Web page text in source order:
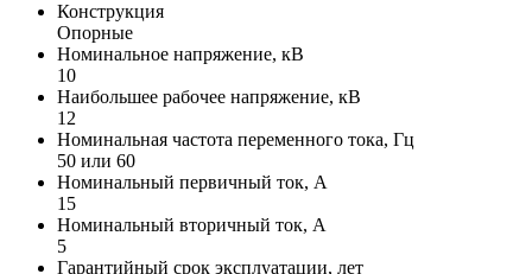
Конструкция
Опорные
Номинальное напряжение, кВ
10
Наибольшее рабочее напряжение, кВ
12
Номинальная частота переменного тока, Гц
50 или 60
Номинальный первичный ток, А
15
Номинальный вторичный ток, А
5
Гарантийный срок эксплуатации, лет